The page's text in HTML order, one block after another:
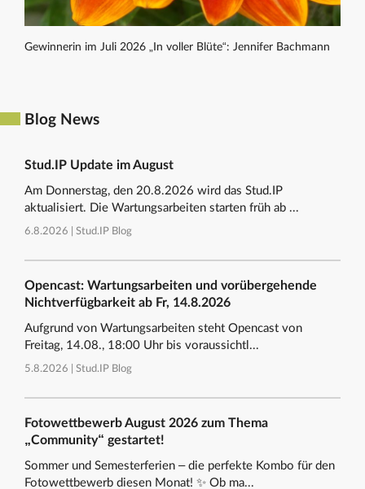
Gewinnerin im Juli 2026 „In voller Blüte“: Jennifer Bachmann
Blog News
Stud.IP Update im August
Am Donnerstag, den 20.8.2026 wird das Stud.IP
aktualisiert. Die Wartungsarbeiten starten früh ab ...
6.8.2026 | Stud.IP Blog
Opencast: Wartungsarbeiten und vorübergehende
Nichtverfügbarkeit ab Fr, 14.8.2026
Aufgrund von Wartungsarbeiten steht Opencast von
Freitag, 14.08., 18:00 Uhr bis voraussichtl...
5.8.2026 | Stud.IP Blog
Fotowettbewerb August 2026 zum Thema
„Community“ gestartet!
Sommer und Semesterferien – die perfekte Kombo für den
Fotowettbewerb diesen Monat! ✨ Ob ma...